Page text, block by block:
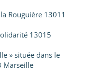
Rouguière 13011
13015
» située dans le
Marseille